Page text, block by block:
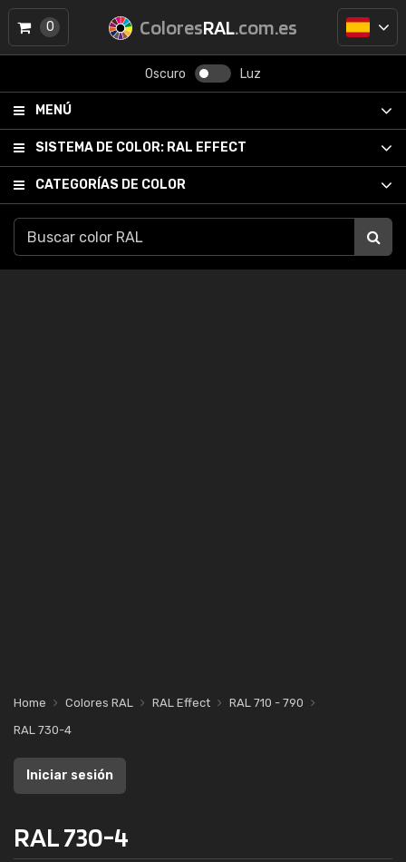
ColoresRAL.com.es
Oscuro Luz
MENÚ
SISTEMA DE COLOR: RAL EFFECT
CATEGORÍAS DE COLOR
0
Home Colores RAL RAL Effect
RAL 710 - 790
RAL 730-4
Iniciar sesión
RAL 730-4